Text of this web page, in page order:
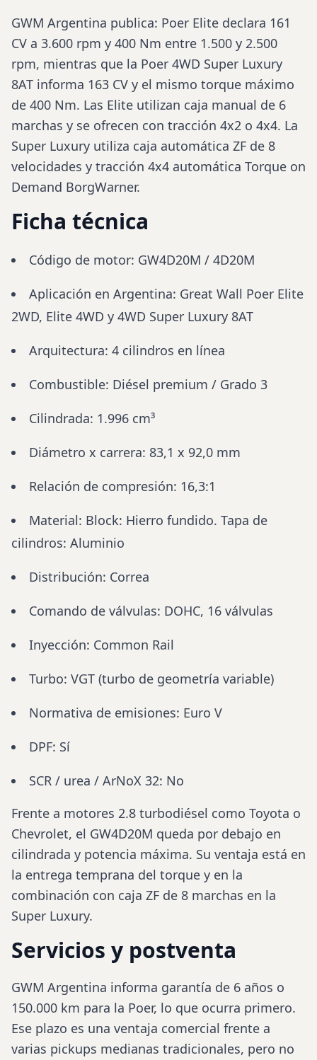
GWM Argentina publica: Poer Elite declara 161
CV a 3.600 rpm y 400 Nm entre 1.500 y 2.500
rpm, mientras que la Poer 4WD Super Luxury
8AT informa 163 CV y el mismo torque máximo
de 400 Nm. Las Elite utilizan caja manual de 6
marchas y se ofrecen con tracción 4x2 o 4x4. La
Super Luxury utiliza caja automática ZF de 8
velocidades y tracción 4x4 automática Torque on
Demand BorgWarner.
Ficha técnica
Código de motor: GW4D20M / 4D20M
Aplicación en Argentina: Great Wall Poer Elite
2WD, Elite 4WD y 4WD Super Luxury 8AT
Arquitectura: 4 cilindros en línea
Combustible: Diésel premium / Grado 3
Cilindrada: 1.996 cm³
Diámetro x carrera: 83,1 x 92,0 mm
Relación de compresión: 16,3:1
Material: Block: Hierro fundido. Tapa de
cilindros: Aluminio
Distribución: Correa
Comando de válvulas: DOHC, 16 válvulas
Inyección: Common Rail
Turbo: VGT (turbo de geometría variable)
Normativa de emisiones: Euro V
DPF: Sí
SCR / urea / ArNoX 32: No
Frente a motores 2.8 turbodiésel como Toyota o
Chevrolet, el GW4D20M queda por debajo en
cilindrada y potencia máxima. Su ventaja está en
la entrega temprana del torque y en la
combinación con caja ZF de 8 marchas en la
Super Luxury.
Servicios y postventa
GWM Argentina informa garantía de 6 años o
150.000 km para la Poer, lo que ocurra primero.
Ese plazo es una ventaja comercial frente a
varias pickups medianas tradicionales, pero no